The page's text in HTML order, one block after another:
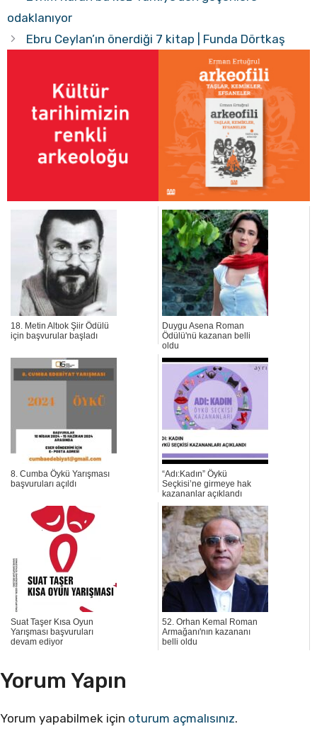
odaklanıyor
Ebru Ceylan’ın önerdiği 7 kitap | Funda Dörtkaş
18. Metin Altıok Şiir Ödülü
için başvurular başladı
Duygu Asena Roman
Ödülü'nü kazanan belli
oldu
8. Cumba Öykü Yarışması
başvuruları açıldı
“Adı:Kadın” Öykü
Seçkisi’ne girmeye hak
kazananlar açıklandı
Suat Taşer Kısa Oyun
Yarışması başvuruları
devam ediyor
52. Orhan Kemal Roman
Armağanı'nın kazananı
belli oldu
Yorum Yapın
Yorum yapabilmek için oturum açmalısınız.